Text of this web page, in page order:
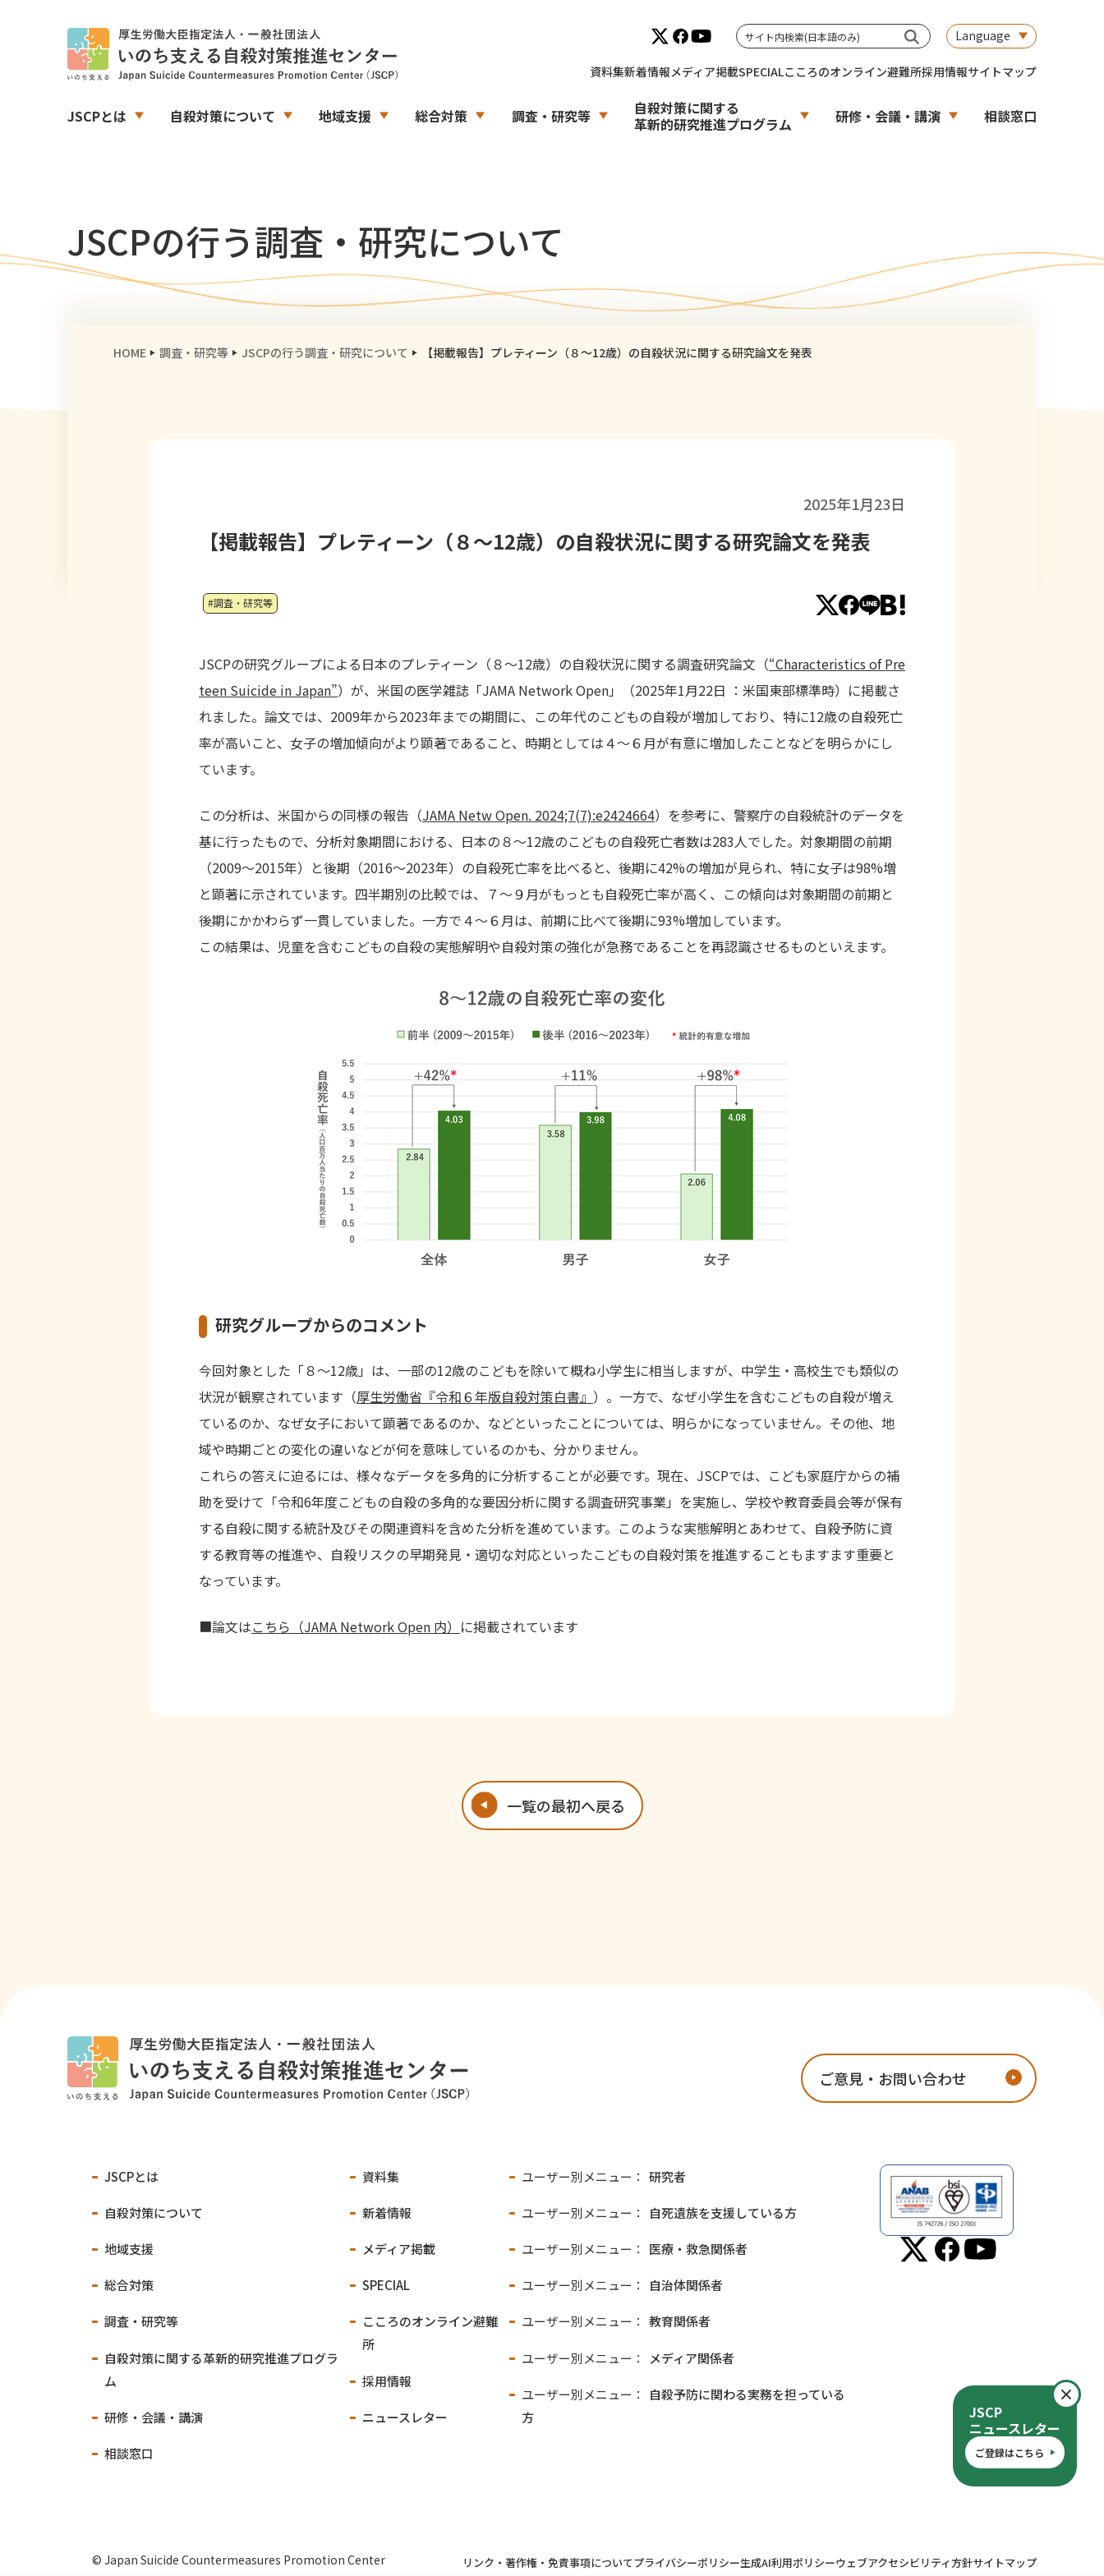
Language
資料集新着情報メディア掲載SPECIALこころのオンライン避難所採用情報サイトマップ
JSCPとは 自殺対策について 地域支援 総合対策 調査・研究等
自殺対策に関する
革新的研究推進プログラム
研修・会議・講演 相談窓口
JSCPの行う調査・研究について
HOME 調査・研究等 JSCPの行う調査・研究について 【掲載報告】プレティーン（８〜12歳）の自殺状況に関する研究論文を発表
2025年1月23日
【掲載報告】プレティーン（８〜12歳）の自殺状況に関する研究論文を発表
#調査・研究等
JSCPの研究グループによる日本のプレティーン（８〜12歳）の自殺状況に関する調査研究論文（“Characteristics of Pre
teen Suicide in Japan”）が、米国の医学雑誌「JAMA Network Open」（2025年1月22日 ：米国東部標準時）に掲載さ
れました。論文では、2009年から2023年までの期間に、この年代のこどもの自殺が増加しており、特に12歳の自殺死亡
率が高いこと、女子の増加傾向がより顕著であること、時期としては４〜６月が有意に増加したことなどを明らかにし
ています。
この分析は、米国からの同様の報告（JAMA Netw Open. 2024;7(7):e2424664）を参考に、警察庁の自殺統計のデータを
基に行ったもので、分析対象期間における、日本の８〜12歳のこどもの自殺死亡者数は283人でした。対象期間の前期
（2009〜2015年）と後期（2016〜2023年）の自殺死亡率を比べると、後期に42%の増加が見られ、特に女子は98%増
と顕著に示されています。四半期別の比較では、７〜９月がもっとも自殺死亡率が高く、この傾向は対象期間の前期と
後期にかかわらず一貫していました。一方で４〜６月は、前期に比べて後期に93%増加しています。
この結果は、児童を含むこどもの自殺の実態解明や自殺対策の強化が急務であることを再認識させるものといえます。
研究グループからのコメント
今回対象とした「８〜12歳」は、一部の12歳のこどもを除いて概ね小学生に相当しますが、中学生・高校生でも類似の
状況が観察されています（厚生労働省『令和６年版自殺対策白書』 ）。一方で、なぜ小学生を含むこどもの自殺が増え
ているのか、なぜ女子において顕著であるのか、などといったことについては、明らかになっていません。その他、地
域や時期ごとの変化の違いなどが何を意味しているのかも、分かりません。
これらの答えに迫るには、様々なデータを多角的に分析することが必要です。現在、JSCPでは、こども家庭庁からの補
助を受けて「令和6年度こどもの自殺の多角的な要因分析に関する調査研究事業」を実施し、学校や教育委員会等が保有
する自殺に関する統計及びその関連資料を含めた分析を進めています。このような実態解明とあわせて、自殺予防に資
する教育等の推進や、自殺リスクの早期発見・適切な対応といったこどもの自殺対策を推進することもますます重要と
なっています。
■論文はこちら（JAMA Network Open 内） に掲載されています
一覧の最初へ戻る
閉
JSCP
ニュースレター
ご登録はこちら
JSCPとは
自殺対策について
地域支援
総合対策
調査・研究等
自殺対策に関する革新的研究推進プログラ
ム
研修・会議・講演
相談窓口
資料集
新着情報
メディア掲載
SPECIAL
こころのオンライン避難
所
採用情報
ニュースレター
ユーザー別メニュー： 研究者
ユーザー別メニュー： 自死遺族を支援している方
ユーザー別メニュー： 医療・救急関係者
ユーザー別メニュー： 自治体関係者
ユーザー別メニュー： 教育関係者
ユーザー別メニュー： メディア関係者
ユーザー別メニュー：
自殺予防に関わる実務を担っている
方
リンク・著作権・免責事項についてプライバシーポリシー生成AI利用ポリシーウェブアクセシビリティ方針サイトマップ
ご意見・お問い合わせ
© Japan Suicide Countermeasures Promotion Center